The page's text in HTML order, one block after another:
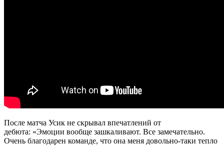
После матча Усик не скрывал впечатлений от
дебюта: «Эмоции вообще зашкаливают. Все замечательно.
Очень благодарен команде, что она меня довольно-таки тепло